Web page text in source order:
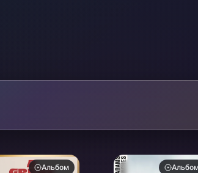
Альбом